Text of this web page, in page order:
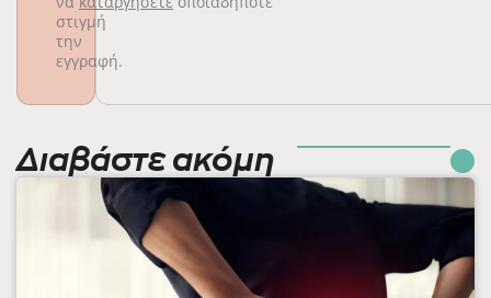
στιγμή
την
εγγραφή.
Διαβάστε ακόμη